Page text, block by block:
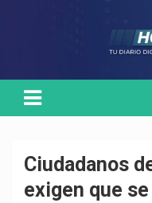
Ciudadanos
exigen que